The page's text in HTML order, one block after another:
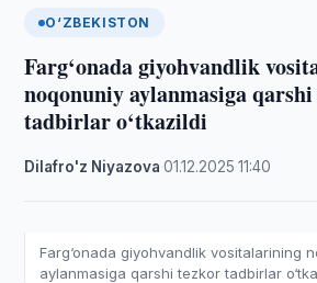
O‘ZBEKISTON
Farg‘onada giyohvandlik
noqonuniy aylanmasiga
tadbirlar o‘tkazildi
Dilafro'z Niyazova ·01.12.2025 ·11:40
Farg‘onada giyohvandlik vositalarining
aylanmasiga qarshi tezkor tadbirlar